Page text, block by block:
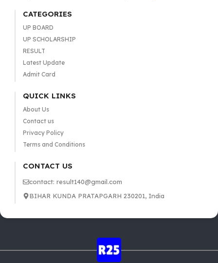
CATEGORIES
UP BOARD
UP SCHOLARSHIP
RESULT
Latest Update
Admit Card
QUICK LINKS
About Us
Contact us
Privacy Policy
Terms and Conditions
CONTACT US
contact: result140@gmail.com
BIHAR KUNDA PRATAPGARH 230201, India